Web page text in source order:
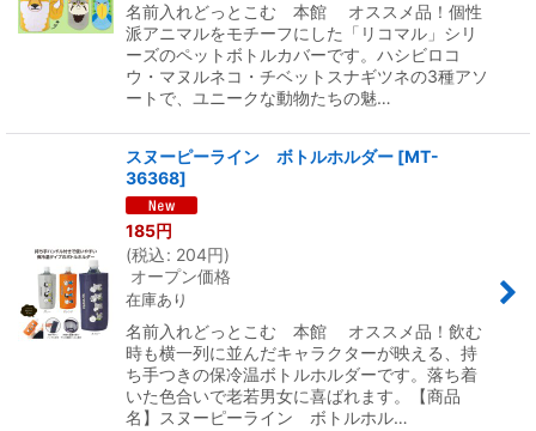
名前入れどっとこむ 本館 オススメ品！個性
派アニマルをモチーフにした「リコマル」シリ
ーズのペットボトルカバーです。ハシビロコ
ウ・マヌルネコ・チベットスナギツネの3種アソ
ートで、ユニークな動物たちの魅…
スヌーピーライン ボトルホルダー [MT-
36368]
185円
(税込: 204円)
オープン価格
在庫あり
名前入れどっとこむ 本館 オススメ品！飲む
時も横一列に並んだキャラクターが映える、持
ち手つきの保冷温ボトルホルダーです。落ち着
いた色合いで老若男女に喜ばれます。【商品
名】スヌーピーライン ボトルホル…